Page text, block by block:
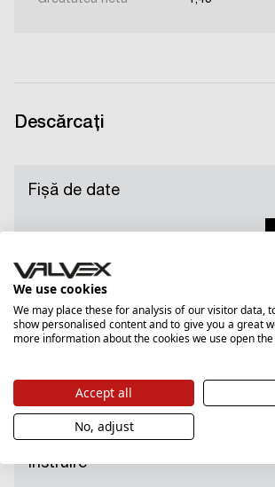
Descărcați
Fișă de date
Card de garanție
PDF 2309.94 KB
Instruire
We use cookies
We may place these for analysis of our visitor data,
show personalised content and to give you a great
more information about the cookies we use open
Accept all
No, adjust